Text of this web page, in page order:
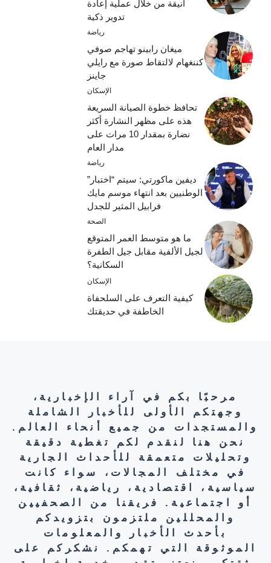
أنيقة من خلال عملية إعادة
تدوير ذكية
رياضة
ميغان رابينو تهاجم صوفي
كننغهام لالتقاط صورة مع رايلي
جاينز
الإسكان
تحافظ خطوة الصيانة السريعة
هذه على مظهر النشارة أكثر
نضارة بمقدار 10 مرات على
مدار العام
رياضة
ديفين ماكورتي: سيتم “اختبار”
الوطنيين بعد انتهاء موسم مايك
فرابيل المثير للجدل
الصحة
ما هو متوسط ​​العمر المتوقع
لجيل الألفية مقابل جيل الطفرة
السكانية؟
الإسكان
كيفية التعرف على السلحفاة
الخاطفة في حديقتك
مرحبًا بكم في آراء الإخبارية،
وجهتكم الأولى للأخبار الشاملة
والمستجدات من جميع أنحاء العالم.
نحن هنا لنقدم لكم تغطية دقيقة
وتحليلات متعمقة للأحداث الجارية
في مختلف المجالات، سواء كانت
سياسية، اقتصادية، رياضية، ثقافية،
أو اجتماعية. فريقنا من الصحفيين
والمحللين ملتزمون بتزويدكم
بأحدث الأخبار والمعلومات
الموثوقة التي تهمكم. نشكركم على